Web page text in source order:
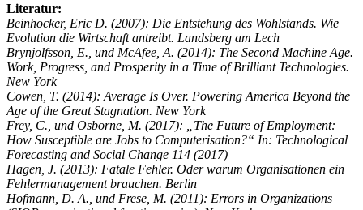
Literatur:
Beinhocker, Eric D. (2007): Die Entstehung des Wohlstands. Wie
Evolution die Wirtschaft antreibt. Landsberg am Lech
Brynjolfsson, E., und McAfee, A. (2014): The Second Machine Age.
Work, Progress, and Prosperity in a Time of Brilliant Technologies.
New York
Cowen, T. (2014): Average Is Over. Powering America Beyond the
Age of the Great Stagnation. New York
Frey, C., und Osborne, M. (2017): „The Future of Employment:
How Susceptible are Jobs to Computerisation?“ In: Technological
Forecasting and Social Change 114 (2017)
Hagen, J. (2013): Fatale Fehler. Oder warum Organisationen ein
Fehlermanagement brauchen. Berlin
Hofmann, D. A., und Frese, M. (2011): Errors in Organizations